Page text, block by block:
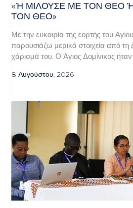
«Ή ΜΙΛΟΎΣΕ ΜΕ ΤΟΝ ΘΕΌ Ή
Ν ΘΕΌ»
Με την ευκαιρία της εορτής του
παρουσιάζω μερικά στοιχεία από τη
χάρισμά του. Ο Άγιος Δομίνικος ήταν
8 Αυγούστου, 2026